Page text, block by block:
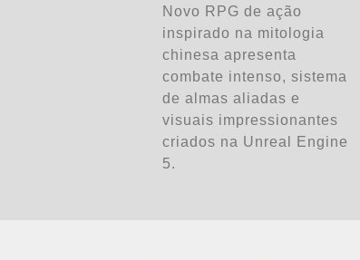
Novo RPG de ação
inspirado na mitologia
chinesa apresenta
combate intenso, sistema
de almas aliadas e
visuais impressionantes
criados na Unreal Engine
5.